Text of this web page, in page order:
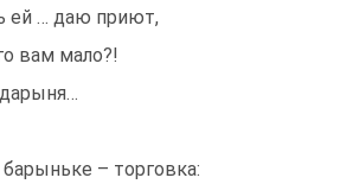
ей … даю приют,
вам мало?!
– торговка: